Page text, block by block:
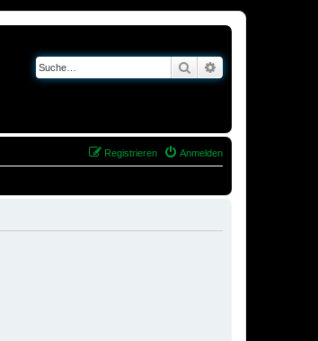
Suche
Anmelden
Registrieren